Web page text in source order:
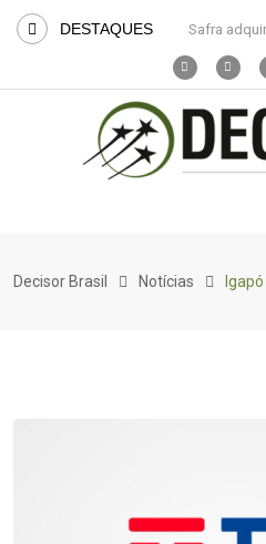
DESTAQUES Safra
Decisor Brasil Notícias